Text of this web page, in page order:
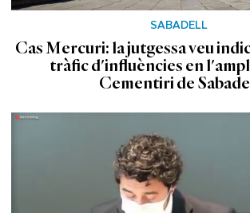
SABADELL
Cas Mercuri: la jutgessa veu
tràfic d'influències en
Cementiri de